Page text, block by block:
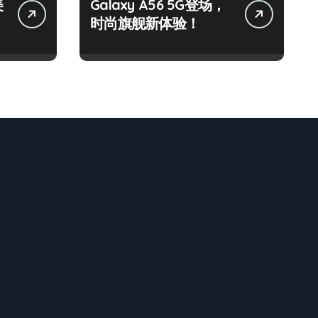
Galaxy A56 5G登场，
时尚旗舰新体验！